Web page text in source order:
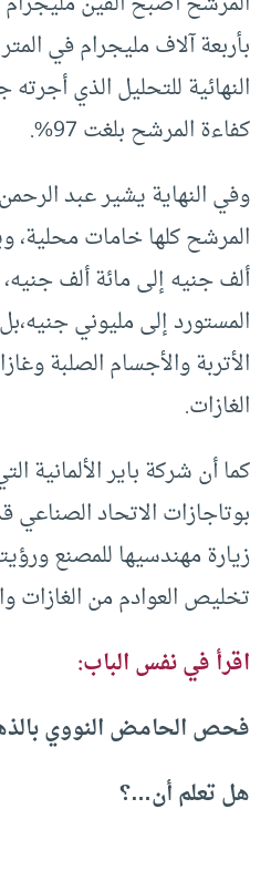
بأربعة آلاف مليجرام في
النهائية للتحليل الذي
كفاءة المرشح بلغت 97%.
وفي النهاية يشير عبد
ألف جنيه إلى مائة ألف
المستورد إلى مليوني
الأتربة والأجسام الصلبة
الغازات.
كما أن شركة باير
بوتاجازات الاتحاد
زيارة مهندسيها للمصنع
تخليص العوادم من الغازات
اقرأ في نفس الباب:
فحص الحامض النووي
هل تعلم أن…؟